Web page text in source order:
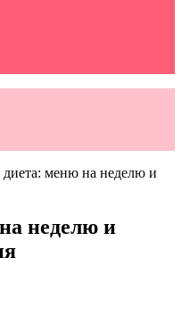
диета: меню на неделю и
неделю и